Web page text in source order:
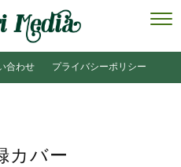
合わせ プライバシーポリシー
カバー